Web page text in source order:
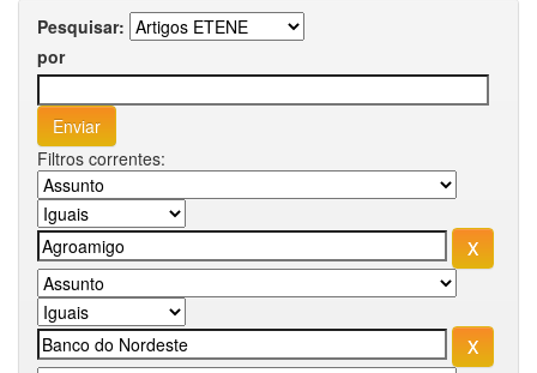
Pesquisar:
por
Filtros correntes: